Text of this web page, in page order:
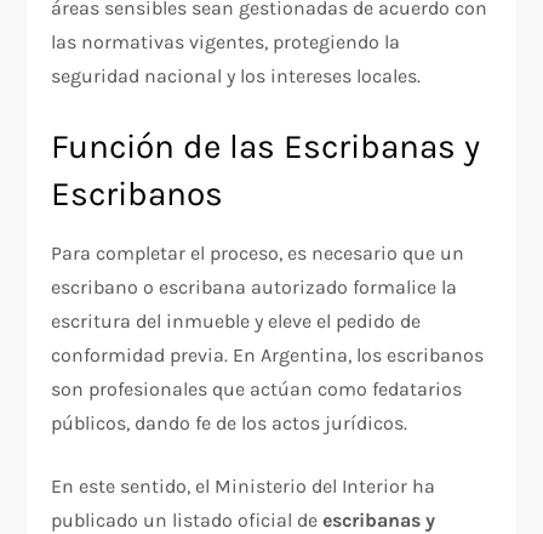
áreas sensibles sean gestionadas de acuerdo con
las normativas vigentes, protegiendo la
seguridad nacional y los intereses locales.
Función de las Escribanas y
Escribanos
Para completar el proceso, es necesario que un
escribano o escribana autorizado formalice la
escritura del inmueble y eleve el pedido de
conformidad previa. En Argentina, los escribanos
son profesionales que actúan como fedatarios
públicos, dando fe de los actos jurídicos.
En este sentido, el Ministerio del Interior ha
publicado un listado oficial deescribanas y